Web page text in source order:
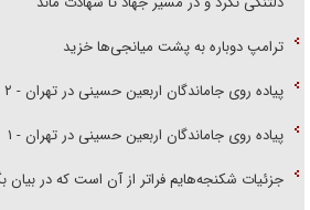
ترامپ دوباره به پشت میانجی‌ها خزید
پیاده روی جاماندگان اربعین حسینی در تهران - ۲
پیاده روی جاماندگان اربعین حسینی در تهران - ۱
جزئیات شکنجه‌هایم فراتر از آن است که در بیان